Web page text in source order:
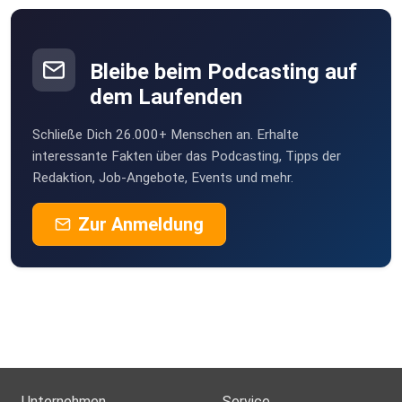
Bleibe beim Podcasting auf
dem Laufenden
Schließe Dich 26.000+ Menschen an. Erhalte
interessante Fakten über das Podcasting, Tipps der
Redaktion, Job-Angebote, Events und mehr.
Zur Anmeldung